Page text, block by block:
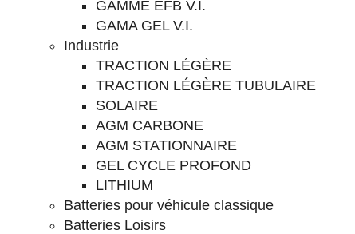
GAMME EFB V.I.
GAMA GEL V.I.
Industrie
TRACTION LÉGÈRE
TRACTION LÉGÈRE TUBULAIRE
SOLAIRE
AGM CARBONE
AGM STATIONNAIRE
GEL CYCLE PROFOND
LITHIUM
Batteries pour véhicule classique
Batteries Loisirs